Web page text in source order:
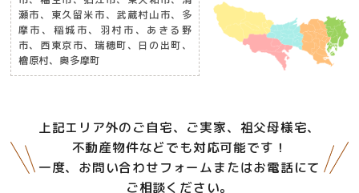
瀬市、東久留米市、武蔵村山市、多
摩市、稲城市、羽村市、あきる野
市、西東京市、瑞穂町、日の出町、
檜原村、奥多摩町
上記エリア外のご自宅、ご実家、祖父母様宅、
不動産物件などでも対応可能です！
一度、お問い合わせフォームまたはお電話にて
ご相談ください。